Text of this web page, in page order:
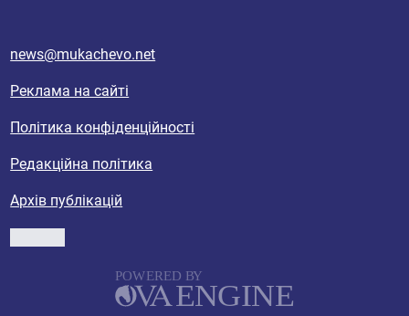
news@mukachevo.net
Реклама на сайті
Політика конфіденційності
Редакційна політика
Архів публікацій